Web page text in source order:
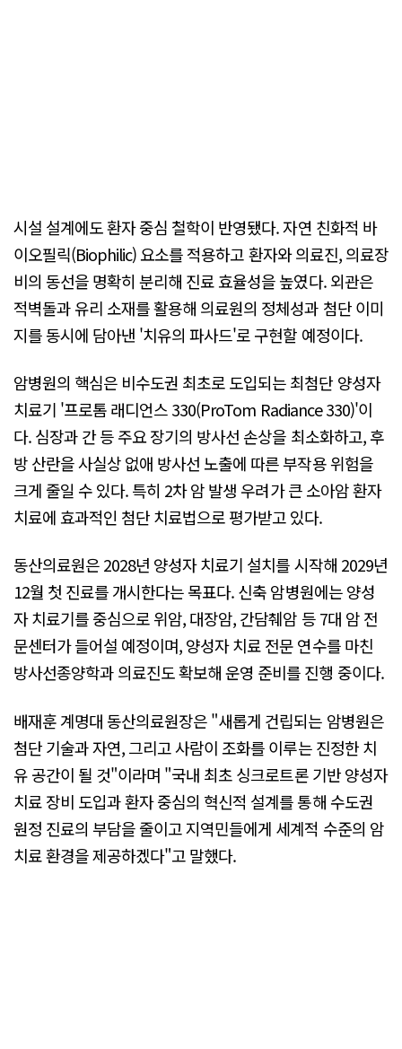
시설 설계에도 환자 중심 철학이 반영됐다. 자연 친화적 바
이오필릭(Biophilic) 요소를 적용하고 환자와 의료진, 의료장
비의 동선을 명확히 분리해 진료 효율성을 높였다. 외관은
적벽돌과 유리 소재를 활용해 의료원의 정체성과 첨단 이미
지를 동시에 담아낸 '치유의 파사드'로 구현할 예정이다.
암병원의 핵심은 비수도권 최초로 도입되는 최첨단 양성자
치료기 '프로톰 래디언스 330(ProTom Radiance 330)'이
다. 심장과 간 등 주요 장기의 방사선 손상을 최소화하고, 후
방 산란을 사실상 없애 방사선 노출에 따른 부작용 위험을
크게 줄일 수 있다. 특히 2차 암 발생 우려가 큰 소아암 환자
치료에 효과적인 첨단 치료법으로 평가받고 있다.
동산의료원은 2028년 양성자 치료기 설치를 시작해 2029년
12월 첫 진료를 개시한다는 목표다. 신축 암병원에는 양성
자 치료기를 중심으로 위암, 대장암, 간담췌암 등 7대 암 전
문센터가 들어설 예정이며, 양성자 치료 전문 연수를 마친
방사선종양학과 의료진도 확보해 운영 준비를 진행 중이다.
배재훈 계명대 동산의료원장은 "새롭게 건립되는 암병원은
첨단 기술과 자연, 그리고 사람이 조화를 이루는 진정한 치
유 공간이 될 것"이라며 "국내 최초 싱크로트론 기반 양성자
치료 장비 도입과 환자 중심의 혁신적 설계를 통해 수도권
원정 진료의 부담을 줄이고 지역민들에게 세계적 수준의 암
치료 환경을 제공하겠다"고 말했다.